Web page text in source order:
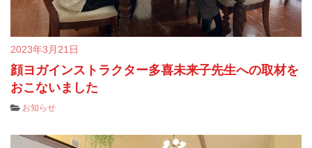
2023年3月21日
顔ヨガインストラクター多喜未来子先生への取材を
おこないました
お知らせ